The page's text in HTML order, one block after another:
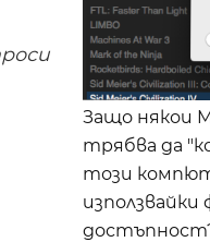
Защо някои
трябва да
този
използвайки